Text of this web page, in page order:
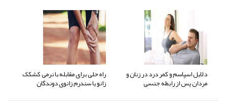
دلایل اسپاسم و کمر درد در زنان و
مردان پس از رابطه جنسی
راه حلی برای مقابله با نرمی کشکک
زانو یا سندرم زانوی دوندگان